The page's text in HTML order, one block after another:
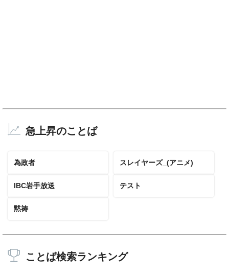
急上昇のことば
為政者 スレイヤーズ_(アニメ)
IBC岩手放送 テスト
黙祷
ことば検索ランキング